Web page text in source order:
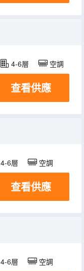
4-6層 空調
查看供應
4-6層 空調
查看供應
4-6層 空調